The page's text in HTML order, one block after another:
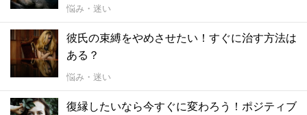
悩み・迷い
彼氏の束縛をやめさせたい！すぐに治す方法は
ある？
悩み・迷い
復縁したいなら今すぐに変わろう！ポジティブ